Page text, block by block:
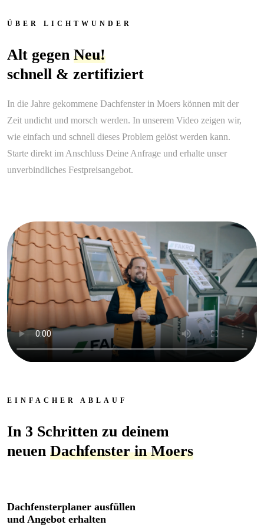
ÜBER LICHTWUNDER
Alt gegen Neu!
schnell & zertifiziert
In die Jahre gekommene Dachfenster in Moers können mit der
Zeit undicht und morsch werden. In unserem Video zeigen wir,
wie einfach und schnell dieses Problem gelöst werden kann.
Starte direkt im Anschluss Deine Anfrage und erhalte unser
unverbindliches Festpreisangebot.
EINFACHER ABLAUF
In 3 Schritten zu deinem
neuen Dachfenster in Moers
Dachfensterplaner ausfüllen
und Angebot erhalten